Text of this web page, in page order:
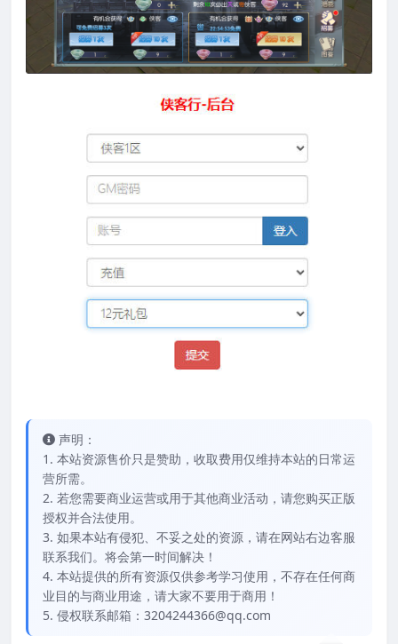
声明：
1. 本站资源售价只是赞助，收取费用仅维持本站的日常运
营所需。
2. 若您需要商业运营或用于其他商业活动，请您购买正版
授权并合法使用。
3. 如果本站有侵犯、不妥之处的资源，请在网站右边客服
联系我们。将会第一时间解决！
4. 本站提供的所有资源仅供参考学习使用，不存在任何商
业目的与商业用途，请大家不要用于商用！
5. 侵权联系邮箱：3204244366@qq.com